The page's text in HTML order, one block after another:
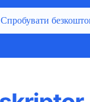
Спробувати